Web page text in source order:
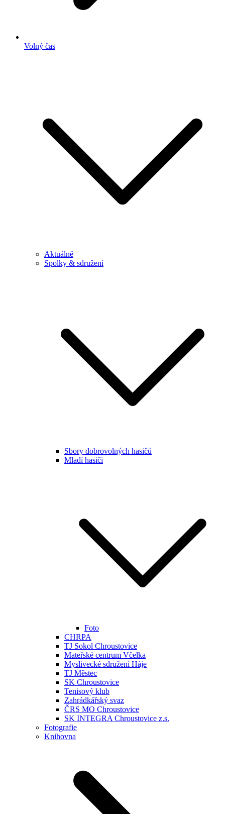
Volný čas
Aktuálně
Spolky & sdružení
Sbory dobrovolných hasičů
Mladí hasiči
Foto
CHRPA
TJ Sokol Chroustovice
Mateřské centrum Včelka
Myslivecké sdružení Háje
TJ Městec
SK Chroustovice
Tenisový klub
Zahrádkářský svaz
ČRS MO Chroustovice
SK INTEGRA Chroustovice z.s.
Fotografie
Knihovna